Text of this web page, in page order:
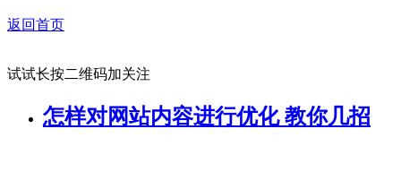
返回首页
试试长按二维码加关注
怎样对网站内容进行优化 教你几招